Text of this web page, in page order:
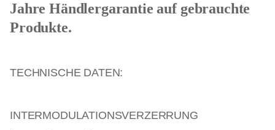
Jahre Händlergarantie auf gebrauchte
Produkte.
TECHNISCHE DATEN:
INTERMODULATIONSVERZERRUNG